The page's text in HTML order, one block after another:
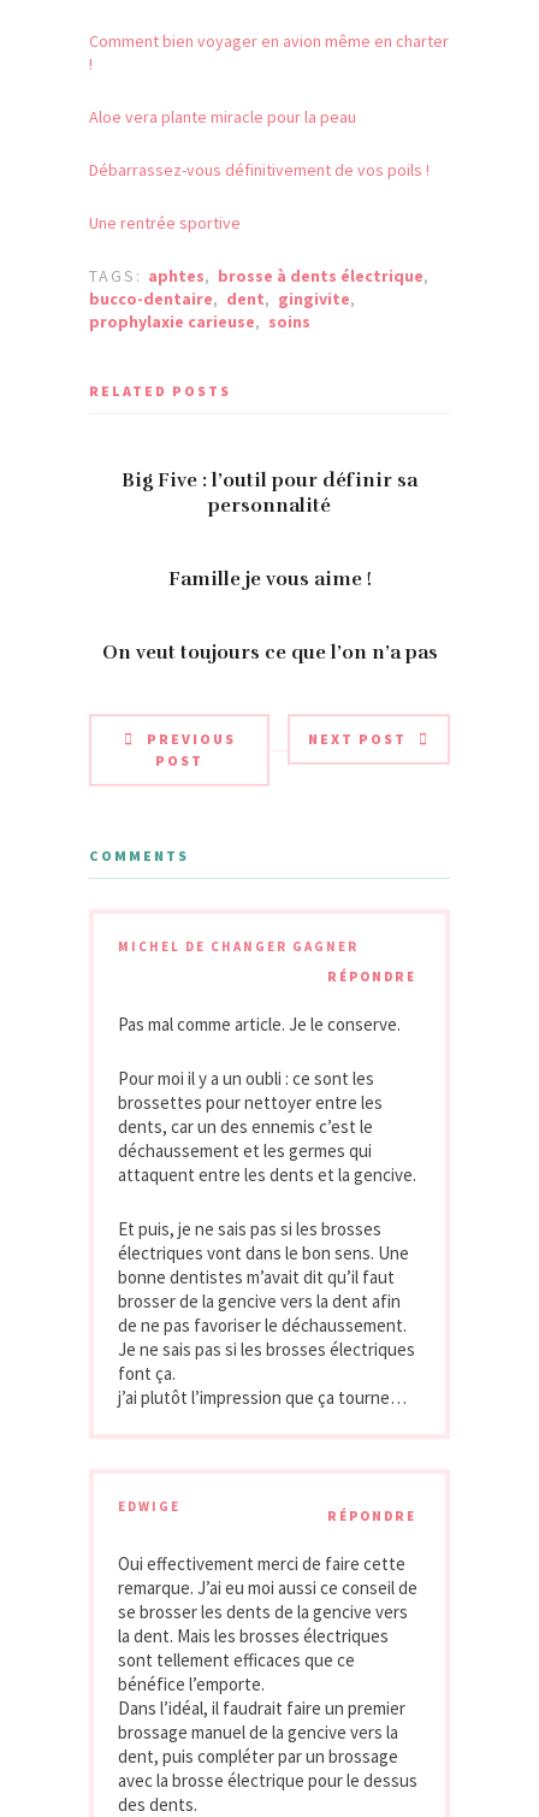
Comment bien voyager en avion même en charter
!
Aloe vera plante miracle pour la peau
Débarrassez-vous définitivement de vos poils !
Une rentrée sportive
TAGS: aphtes, brosse à dents électrique,
bucco-dentaire, dent, gingivite,
prophylaxie carieuse, soins
RELATED POSTS
Big Five : l’outil pour définir sa
personnalité
Famille je vous aime !
On veut toujours ce que l’on n’a pas
PREVIOUS
POST
NEXT POST
COMMENTS
MICHEL DE CHANGER GAGNER
RÉPONDRE
Pas mal comme article. Je le conserve.
Pour moi il y a un oubli : ce sont les
brossettes pour nettoyer entre les
dents, car un des ennemis c’est le
déchaussement et les germes qui
attaquent entre les dents et la gencive.
Et puis, je ne sais pas si les brosses
électriques vont dans le bon sens. Une
bonne dentistes m’avait dit qu’il faut
brosser de la gencive vers la dent afin
de ne pas favoriser le déchaussement.
Je ne sais pas si les brosses électriques
font ça.
j’ai plutôt l’impression que ça tourne…
EDWIGE
RÉPONDRE
Oui effectivement merci de faire cette
remarque. J’ai eu moi aussi ce conseil de
se brosser les dents de la gencive vers
la dent. Mais les brosses électriques
sont tellement efficaces que ce
bénéfice l’emporte.
Dans l’idéal, il faudrait faire un premier
brossage manuel de la gencive vers la
dent, puis compléter par un brossage
avec la brosse électrique pour le dessus
des dents.